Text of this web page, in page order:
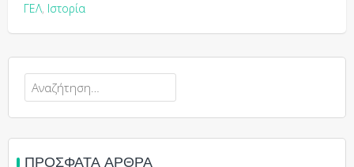
ΓΕΛ, Ιστορία
Αναζήτηση
για:
ΠΡΌΣΦΑΤΑ ΆΡΘΡΑ